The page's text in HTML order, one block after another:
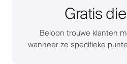
Gratis
Beloon trouwe klanten
wanneer ze specifieke